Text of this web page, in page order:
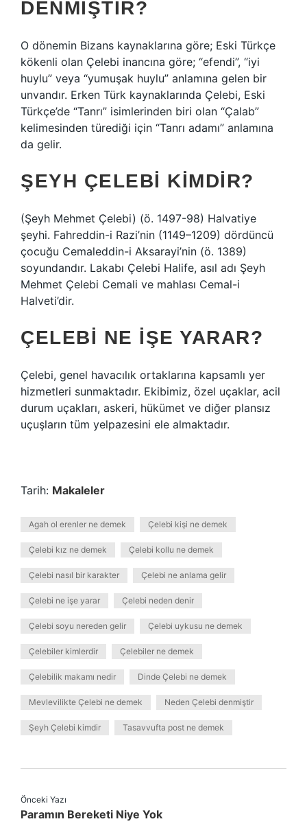
DENMIŞTIR?
O dönemin Bizans kaynaklarına göre; Eski Türkçe
kökenli olan Çelebi inancına göre; “efendi”, “iyi
huylu” veya “yumuşak huylu” anlamına gelen bir
unvandır. Erken Türk kaynaklarında Çelebi, Eski
Türkçe’de “Tanrı” isimlerinden biri olan “Çalab”
kelimesinden türediği için “Tanrı adamı” anlamına
da gelir.
ŞEYH ÇELEBI KIMDIR?
(Şeyh Mehmet Çelebi) (ö. 1497-98) Halvatiye
şeyhi. Fahreddin-i Razi’nin (1149–1209) dördüncü
çocuğu Cemaleddin-i Aksarayi’nin (ö. 1389)
soyundandır. Lakabı Çelebi Halife, asıl adı Şeyh
Mehmet Çelebi Cemali ve mahlası Cemal-i
Halveti’dir.
ÇELEBI NE IŞE YARAR?
Çelebi, genel havacılık ortaklarına kapsamlı yer
hizmetleri sunmaktadır. Ekibimiz, özel uçaklar, acil
durum uçakları, askeri, hükümet ve diğer plansız
uçuşların tüm yelpazesini ele almaktadır.
Tarih: Makaleler
Agah ol erenler ne demek Çelebi kişi ne demek
Çelebi kız ne demek Çelebi kollu ne demek
Çelebi nasıl bir karakter Çelebi ne anlama gelir
Çelebi ne işe yarar Çelebi neden denir
Çelebi soyu nereden gelir Çelebi uykusu ne demek
Çelebiler kimlerdir Çelebiler ne demek
Çelebilik makamı nedir Dinde Çelebi ne demek
Mevlevilikte Çelebi ne demek Neden Çelebi denmiştir
Şeyh Çelebi kimdir Tasavvufta post ne demek
Önceki Yazı
Paramın Bereketi Niye Yok